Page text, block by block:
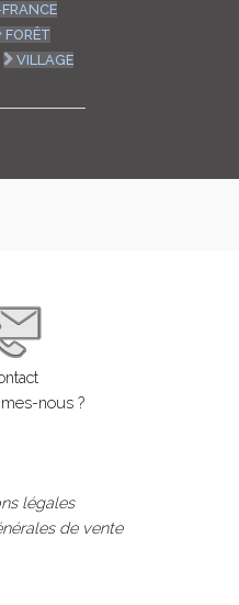
FORÊT
VILLAGE
nous ?
légales
de vente